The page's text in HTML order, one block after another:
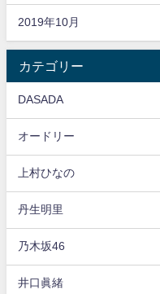
2019年10月
カテゴリー
DASADA
オードリー
上村ひなの
丹生明里
乃木坂46
井口眞緒